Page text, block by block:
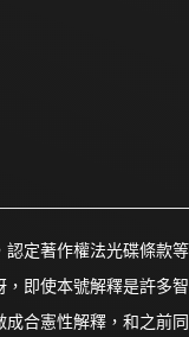
定著作權法光碟條款等
即使本號解釋是許多智
合憲性解釋，和之前同